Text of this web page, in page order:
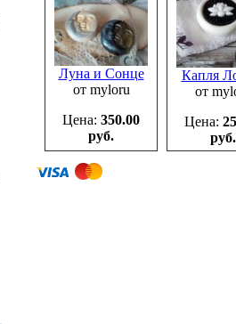
Луна и Сонце
от myloru
Цена: 350.00
руб.
Капля
от
Цена:
руб.